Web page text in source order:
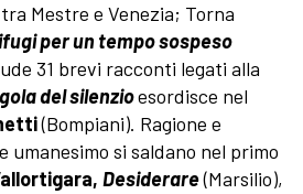
Mestre e Venezia; Torna
per un tempo sospeso
31 brevi racconti legati alla
del silenzioesordisce nel
(Bompiani). Ragione e
umanesimo si saldano nel primo
Desiderare(Marsilio),